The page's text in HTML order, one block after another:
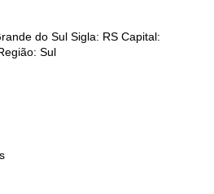
do Sul Sigla: RS Capital:
Sul